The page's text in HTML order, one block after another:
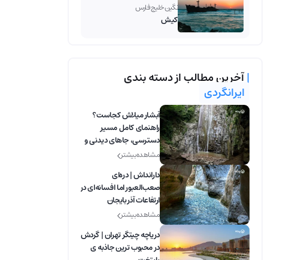
نگین خلیج فارس
کیش
|آخرین مطالب از دسته بندی
ایرانگردی
آبشار میلاش کجاست؟
راهنمای کامل مسیر
دسترسی، جاهای دیدنی و
بهترین زمان بازدید
مشاهده بیشتر
دارانداش | دره‌ای
صعب‌العبور اما افسانه‌ای در
ارتفاعات آذربایجان
مشاهده بیشتر
دریاچه چیتگر تهران | گردش
در محبوب ترین جاذبه ی